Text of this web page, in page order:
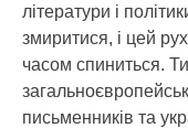
літератури і
змиритися, і цей
часом спиниться.
письменників та